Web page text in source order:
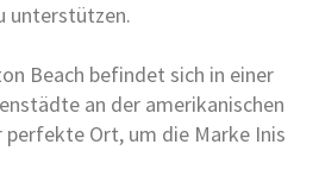
unterstützen.
Beach befindet sich in einer
an der amerikanischen
Ort, um die Marke Inis